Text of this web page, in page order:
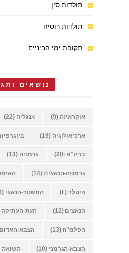
תולדות סין
תולדות רוסיה
תקופת ימי הביניים
נושאים
אוקראינה (9) אנגליה (22)
ארכיאולוגיה (19)
ברה"מ (20) גרמניה (13)
גרמניה-הנאצית (14)
היטלר (8) המשטר-הנאצי (20)
הנאצים (12) העת-העתיקה
הפלמ"ח (13) הצבא-האדום
הצבא-הגרמני (10) השואה